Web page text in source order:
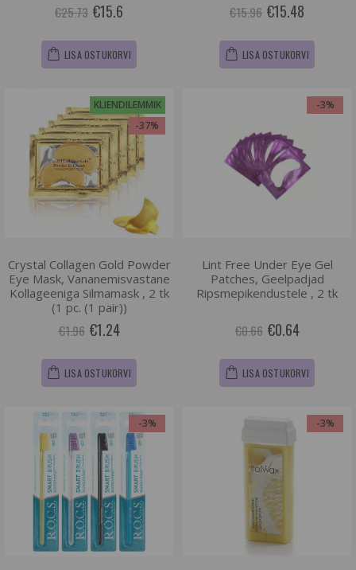
€25.73 €15.6
LISA OSTUKORVI
€15.96 €15.48
LISA OSTUKORVI
KLIENDILEMMIK
-37%
Crystal Collagen Gold Powder
Eye Mask, Vananemisvastane
Kollageeniga Silmamask , 2 tk
(1 pc. (1 pair))
€1.96 €1.24
LISA OSTUKORVI
-3%
Lint Free Under Eye Gel
Patches, Geelpadjad
Ripsmepikendustele , 2 tk
€0.66 €0.64
LISA OSTUKORVI
-3% -3%